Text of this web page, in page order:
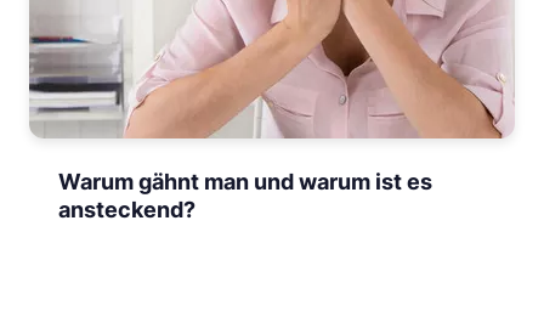
Warum gähnt man und warum ist es
ansteckend?